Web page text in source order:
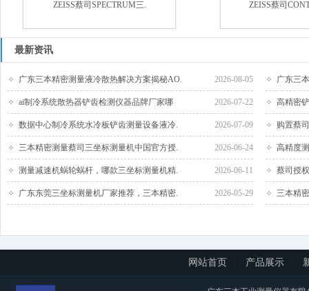
ZEISS蔡司SPECTRUM三. ZEISS蔡司
最新资讯
2026-08-05
广东三本精密测量液冷散热解决方案揭秘AO. 广东三
2026-07-22
ai制冷系统散热器铲齿检测仪器品牌厂家哪 高精密
2026-07-09
数据中心制冷系统水冷板铲齿测量设备液冷. 购置蔡
2026-06-24
三本精密测量蔡司三坐标测量机中国官方授. 高精度
2026-06-11
测量减速机蜗轮蜗杆，哪款三坐标测量机精. 蔡司授
2026-05-29
广东东莞三坐标测量机厂家推荐，三本精密. 三本精
网站首页 产品展示